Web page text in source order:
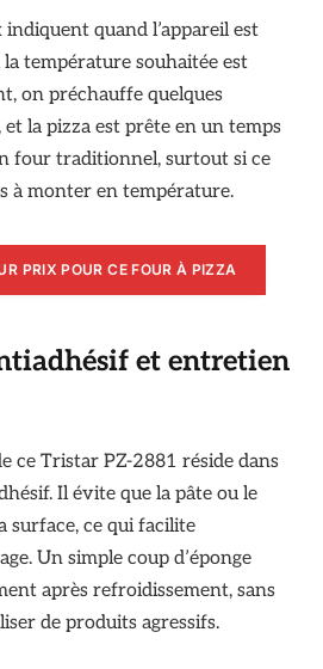
quand l’appareil est
température souhaitée est
on préchauffe quelques
la pizza est prête en un temps
four traditionnel, surtout si ce
à monter en température.
PRIX POUR CE FOUR À PIZZA
et entretien
ce Tristar PZ-2881 réside dans
Il évite que la pâte ou le
surface, ce qui facilite
Un simple coup d’éponge
après refroidissement, sans
de produits agressifs.